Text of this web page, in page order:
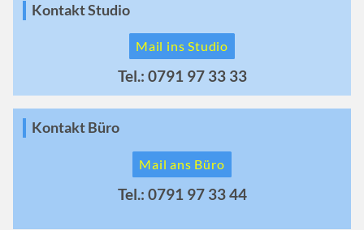
Kontakt Studio
Mail ins Studio
Tel.: 0791 97 33 33
Kontakt Büro
Mail ans Büro
Tel.: 0791 97 33 44